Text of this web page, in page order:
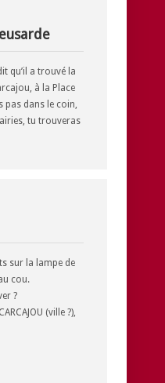
qu’il a trouvé la
à la Place
pas dans le coin,
tu trouveras
sur la lampe de
cou.
?
(ville ?),